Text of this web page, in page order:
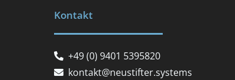
Kontakt
+49 (0) 9401 5395820
kontakt@neustifter.systems